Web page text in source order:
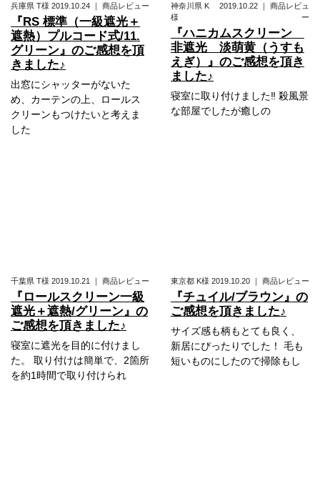
兵庫県 T様 2019.10.24 ｜ 商品レビュー
『RS 標準（一級遮光＋
遮熱）プルコード式/11.
グリーン』のご感想を頂
きました♪
出窓にシャッターがないた
め、カーテンの上、ロールス
クリーンもつけたいと考えま
した
神奈川県 K
様
2019.10.22 ｜ 商品レビュ
ー
『ハニカムスクリーン
非遮光 淡萌黄（うすも
えぎ）』のご感想を頂き
ました♪
寝室に取り付けました‼️ 殺風景
な部屋でしたが癒しの
千葉県 T様 2019.10.21 ｜ 商品レビュー
『ロールスクリーン一級
遮光＋遮熱/グリーン』の
ご感想を頂きました♪
寝室に遮光を目的に付けまし
た。 取り付けは簡単で、2箇所
を約1時間で取り付けられ
東京都 K様 2019.10.20 ｜ 商品レビュー
『チュイル/ブラウン』の
ご感想を頂きました♪
サイズ感も柄もとても良く、
新居にぴったりでした！ 毛も
短いものにしたので掃除もし